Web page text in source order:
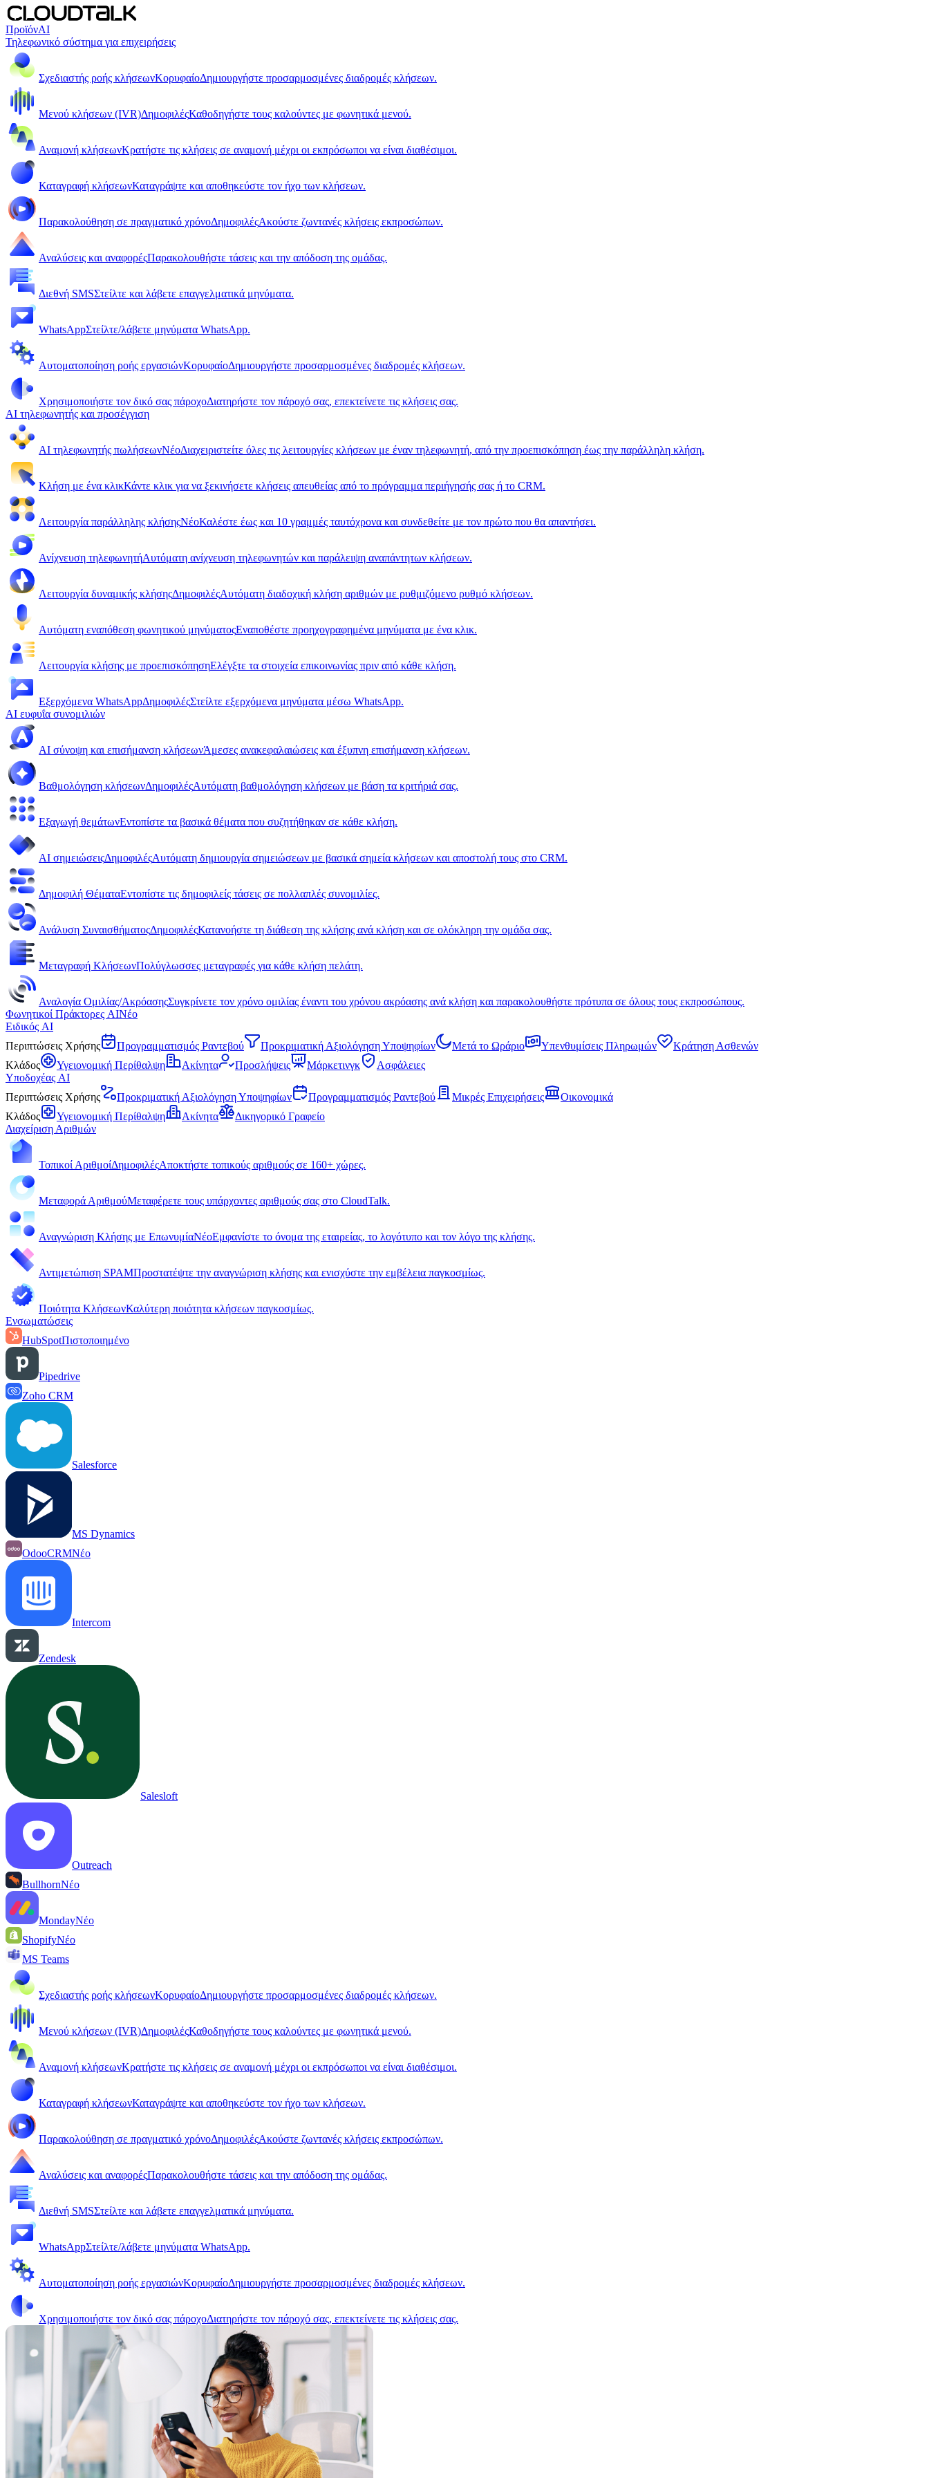
ΠροϊόνAI
Τηλεφωνικό σύστημα για επιχειρήσεις
Σχεδιαστής ροής κλήσεωνΚορυφαίοΔημιουργήστε προσαρμοσμένες διαδρομές κλήσεων.
Μενού κλήσεων (IVR)ΔημοφιλέςΚαθοδηγήστε τους καλούντες με φωνητικά μενού.
Αναμονή κλήσεωνΚρατήστε τις κλήσεις σε αναμονή μέχρι οι εκπρόσωποι να είναι διαθέσιμοι.
Καταγραφή κλήσεωνΚαταγράψτε και αποθηκεύστε τον ήχο των κλήσεων.
Παρακολούθηση σε πραγματικό χρόνοΔημοφιλέςΑκούστε ζωντανές κλήσεις εκπροσώπων.
Αναλύσεις και αναφορέςΠαρακολουθήστε τάσεις και την απόδοση της ομάδας.
Διεθνή SMSΣτείλτε και λάβετε επαγγελματικά μηνύματα.
WhatsAppΣτείλτε/λάβετε μηνύματα WhatsApp.
Αυτοματοποίηση ροής εργασιώνΚορυφαίοΔημιουργήστε προσαρμοσμένες διαδρομές κλήσεων.
Χρησιμοποιήστε τον δικό σας πάροχοΔιατηρήστε τον πάροχό σας, επεκτείνετε τις κλήσεις σας.
AI τηλεφωνητής και προσέγγιση
AI τηλεφωνητής πωλήσεωνΝέοΔιαχειριστείτε όλες τις λειτουργίες κλήσεων με έναν τηλεφωνητή, από την προεπισκόπηση έως την παράλληλη κλήση.
Κλήση με ένα κλικΚάντε κλικ για να ξεκινήσετε κλήσεις απευθείας από το πρόγραμμα περιήγησής σας ή το CRM.
Λειτουργία παράλληλης κλήσηςΝέοΚαλέστε έως και 10 γραμμές ταυτόχρονα και συνδεθείτε με τον πρώτο που θα απαντήσει.
Ανίχνευση τηλεφωνητήΑυτόματη ανίχνευση τηλεφωνητών και παράλειψη αναπάντητων κλήσεων.
Λειτουργία δυναμικής κλήσηςΔημοφιλέςΑυτόματη διαδοχική κλήση αριθμών με ρυθμιζόμενο ρυθμό κλήσεων.
Αυτόματη εναπόθεση φωνητικού μηνύματοςΕναποθέστε προηχογραφημένα μηνύματα με ένα κλικ.
Λειτουργία κλήσης με προεπισκόπησηΕλέγξτε τα στοιχεία επικοινωνίας πριν από κάθε κλήση.
Εξερχόμενα WhatsAppΔημοφιλέςΣτείλτε εξερχόμενα μηνύματα μέσω WhatsApp.
AI ευφυΐα συνομιλιών
AI σύνοψη και επισήμανση κλήσεωνΆμεσες ανακεφαλαιώσεις και έξυπνη επισήμανση κλήσεων.
Βαθμολόγηση κλήσεωνΔημοφιλέςΑυτόματη βαθμολόγηση κλήσεων με βάση τα κριτήριά σας.
Εξαγωγή θεμάτωνΕντοπίστε τα βασικά θέματα που συζητήθηκαν σε κάθε κλήση.
AI σημειώσειςΔημοφιλέςΑυτόματη δημιουργία σημειώσεων με βασικά σημεία κλήσεων και αποστολή τους στο CRM.
Δημοφιλή ΘέματαΕντοπίστε τις δημοφιλείς τάσεις σε πολλαπλές συνομιλίες.
Ανάλυση ΣυναισθήματοςΔημοφιλέςΚατανοήστε τη διάθεση της κλήσης ανά κλήση και σε ολόκληρη την ομάδα σας.
Μεταγραφή ΚλήσεωνΠολύγλωσσες μεταγραφές για κάθε κλήση πελάτη.
Αναλογία Ομιλίας/ΑκρόασηςΣυγκρίνετε τον χρόνο ομιλίας έναντι του χρόνου ακρόασης ανά κλήση και παρακολουθήστε πρότυπα σε όλους τους εκπροσώπους.
Φωνητικοί Πράκτορες AIΝέο
Ειδικός AI
Περιπτώσεις Χρήσης
Προγραμματισμός Ραντεβού Προκριματική Αξιολόγηση Υποψηφίων Μετά το Ωράριο Υπενθυμίσεις Πληρωμών
Κράτηση Ασθενών
Κλάδος
Υγειονομική Περίθαλψη Ακίνητα Προσλήψεις Μάρκετινγκ
Ασφάλειες
Υποδοχέας AI
Περιπτώσεις Χρήσης
Προκριματική Αξιολόγηση Υποψηφίων Προγραμματισμός Ραντεβού Μικρές Επιχειρήσεις
Οικονομικά
Κλάδος
Υγειονομική Περίθαλψη Ακίνητα
Δικηγορικό Γραφείο
Διαχείριση Αριθμών
Τοπικοί ΑριθμοίΔημοφιλέςΑποκτήστε τοπικούς αριθμούς σε 160+ χώρες.
Μεταφορά ΑριθμούΜεταφέρετε τους υπάρχοντες αριθμούς σας στο CloudTalk.
Αναγνώριση Κλήσης με ΕπωνυμίαΝέοΕμφανίστε το όνομα της εταιρείας, το λογότυπο και τον λόγο της κλήσης.
Αντιμετώπιση SPAMΠροστατέψτε την αναγνώριση κλήσης και ενισχύστε την εμβέλεια παγκοσμίως.
Ποιότητα ΚλήσεωνΚαλύτερη ποιότητα κλήσεων παγκοσμίως.
Ενσωματώσεις
HubSpotΠιστοποιημένο
Pipedrive
Zoho CRM
Salesforce
MS Dynamics
OdooCRMΝέο
Intercom
Zendesk
Salesloft
Outreach
BullhornΝέο
MondayΝέο
ShopifyΝέο
MS Teams
Σχεδιαστής ροής κλήσεωνΚορυφαίοΔημιουργήστε προσαρμοσμένες διαδρομές κλήσεων.
Μενού κλήσεων (IVR)ΔημοφιλέςΚαθοδηγήστε τους καλούντες με φωνητικά μενού.
Αναμονή κλήσεωνΚρατήστε τις κλήσεις σε αναμονή μέχρι οι εκπρόσωποι να είναι διαθέσιμοι.
Καταγραφή κλήσεωνΚαταγράψτε και αποθηκεύστε τον ήχο των κλήσεων.
Παρακολούθηση σε πραγματικό χρόνοΔημοφιλέςΑκούστε ζωντανές κλήσεις εκπροσώπων.
Αναλύσεις και αναφορέςΠαρακολουθήστε τάσεις και την απόδοση της ομάδας.
Διεθνή SMSΣτείλτε και λάβετε επαγγελματικά μηνύματα.
WhatsAppΣτείλτε/λάβετε μηνύματα WhatsApp.
Αυτοματοποίηση ροής εργασιώνΚορυφαίοΔημιουργήστε προσαρμοσμένες διαδρομές κλήσεων.
Χρησιμοποιήστε τον δικό σας πάροχοΔιατηρήστε τον πάροχό σας, επεκτείνετε τις κλήσεις σας.